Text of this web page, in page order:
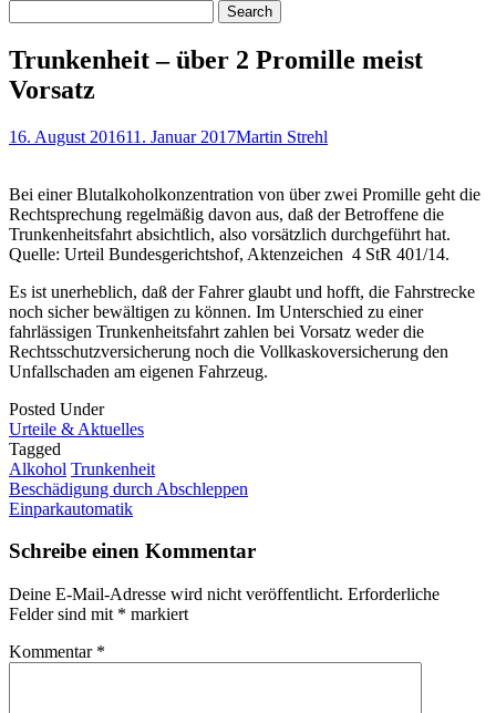
Trunkenheit – über 2 Promille meist
Vorsatz
16. August 201611. Januar 2017Martin Strehl
Bei einer Blutalkoholkonzentration von über zwei Promille geht die
Rechtsprechung regelmäßig davon aus, daß der Betroffene die
Trunkenheitsfahrt absichtlich, also vorsätzlich durchgeführt hat.
Quelle: Urteil Bundesgerichtshof, Aktenzeichen 4 StR 401/14.
Es ist unerheblich, daß der Fahrer glaubt und hofft, die Fahrstrecke
noch sicher bewältigen zu können. Im Unterschied zu einer
fahrlässigen Trunkenheitsfahrt zahlen bei Vorsatz weder die
Rechtsschutzversicherung noch die Vollkaskoversicherung den
Unfallschaden am eigenen Fahrzeug.
Posted Under
Urteile & Aktuelles
Tagged
Alkohol Trunkenheit
Post
navigation
Beschädigung durch Abschleppen
Einparkautomatik
Schreibe einen Kommentar
Deine E-Mail-Adresse wird nicht veröffentlicht. Erforderliche
Felder sind mit * markiert
Kommentar *